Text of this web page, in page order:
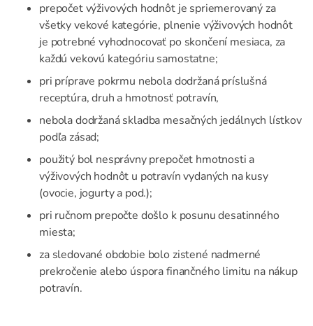
prepočet výživových hodnôt je spriemerovaný za
všetky vekové kategórie, plnenie výživových hodnôt
je potrebné vyhodnocovať po skončení mesiaca, za
každú vekovú kategóriu samostatne;
pri príprave pokrmu nebola dodržaná príslušná
receptúra, druh a hmotnosť potravín,
nebola dodržaná skladba mesačných jedálnych lístkov
podľa zásad;
použitý bol nesprávny prepočet hmotnosti a
výživových hodnôt u potravín vydaných na kusy
(ovocie, jogurty a pod.);
pri ručnom prepočte došlo k posunu desatinného
miesta;
za sledované obdobie bolo zistené nadmerné
prekročenie alebo úspora finančného limitu na nákup
potravín.